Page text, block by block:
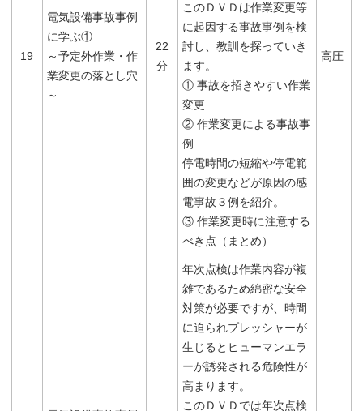
19
電気設備事故事例
に学ぶ①
～予定外作業・作
業変更の落とし穴
～
22
分
このＤＶＤは作業変更等
に起因する事故事例を検
討し、教訓を探っていき
ます。
① 事故を招きやすい作業
変更
② 作業変更による事故事
例
停電時間の短縮や停電範
囲の変更などが原因の感
電事故３例を紹介。
③ 作業変更時に注意する
べき点（まとめ）
高圧
年次点検は作業内容が複
雑であるため綿密な安全
対策が必要ですが、時間
に迫られプレッシャーが
生じるとヒューマンエラ
ーが誘発される危険性が
高まります。
このＤＶＤでは年次点検